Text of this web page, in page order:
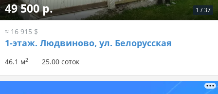
1 /37
49 500 р.
≈ 16 915 $
1-этаж. Людвиново, ул. Белорусская
46.1 м2 25.00 соток